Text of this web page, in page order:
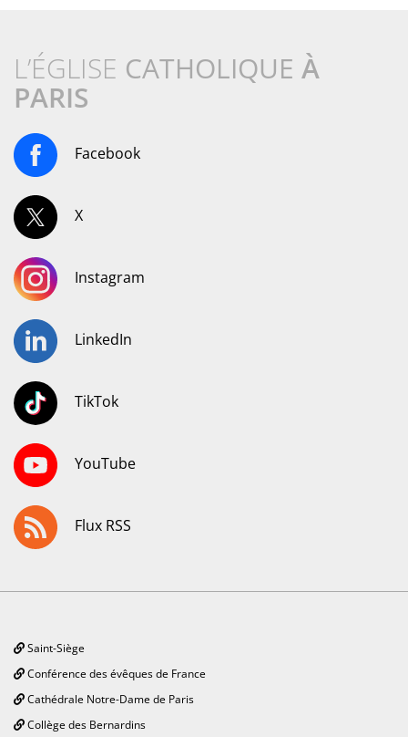
L’ÉGLISE CATHOLIQUE À
PARIS
Facebook
X
Instagram
LinkedIn
TikTok
YouTube
Flux RSS
Saint-Siège
Conférence des évêques de France
Cathédrale Notre-Dame de Paris
Collège des Bernardins